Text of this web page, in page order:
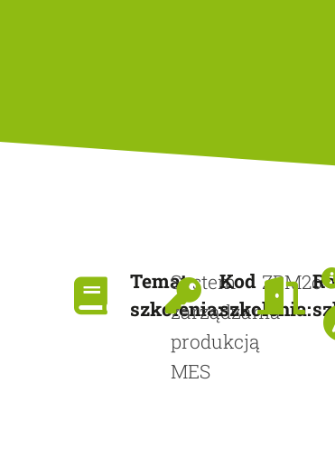
Temat
szkolenia:
System
zarządzania
produkcją
MES
Kod
szkolenia:
ZPM2o